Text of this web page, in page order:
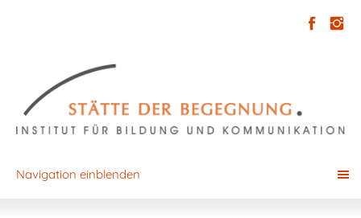
Navigation einblenden